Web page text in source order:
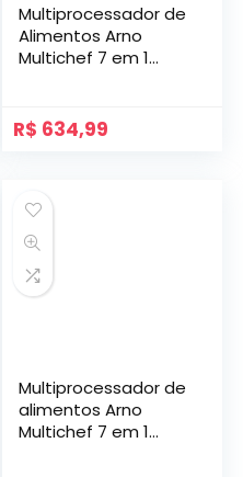
Multiprocessador de
Alimentos Arno
Multichef 7 em 1
MP74
R$ 634,99
Multiprocessador de
alimentos Arno
Multichef 7 em 1